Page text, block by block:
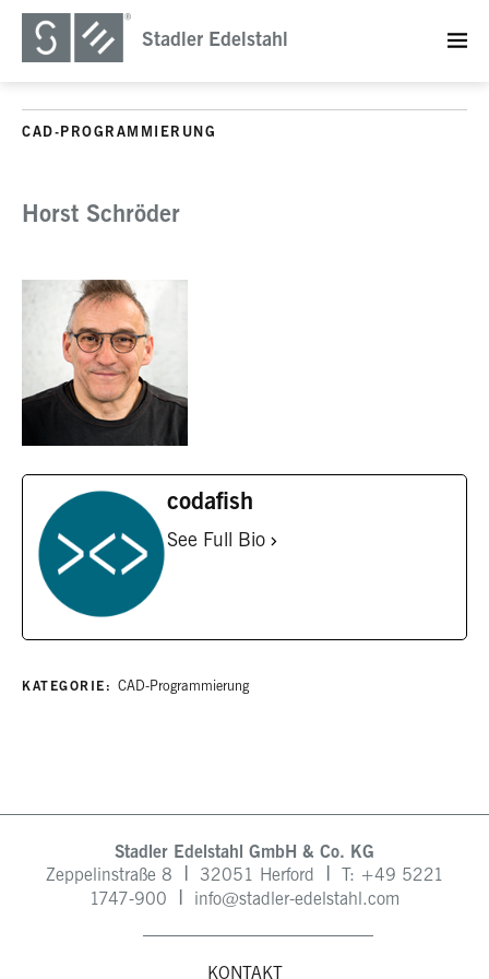
Stadler Edelstahl
CAD-PROGRAMMIERUNG
Horst Schröder
codafish
See Full Bio
KATEGORIE: CAD-Programmierung
Stadler Edelstahl GmbH & Co. KG
Zeppelinstraße 8
32051 Herford T: +49 5221
1747-900
info@stadler-edelstahl.com
KONTAKT